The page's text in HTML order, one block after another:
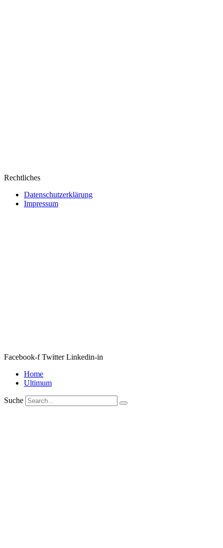
Rechtliches
Datenschutzerklärung
Impressum
Facebook-f Twitter Linkedin-in
Home
Ultimum
Suche